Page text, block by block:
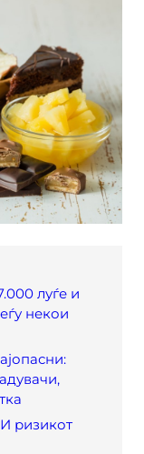
луѓе и
некои
ризикот